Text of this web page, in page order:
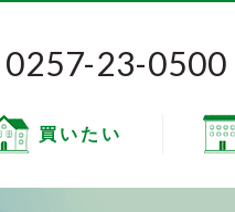
0257-23-0500
買いたい